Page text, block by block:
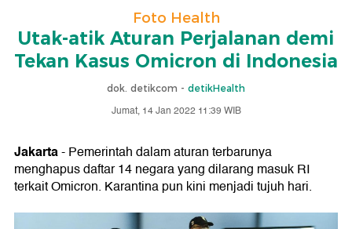
Foto Health
Utak-atik Aturan Perjalanan demi
Tekan Kasus Omicron di Indonesia
dok. detikcom - detikHealth
Jumat, 14 Jan 2022 11:39 WIB
Jakarta- Pemerintah dalam aturan terbarunya
menghapus daftar 14 negara yang dilarang masuk RI
terkait Omicron. Karantina pun kini menjadi tujuh hari.